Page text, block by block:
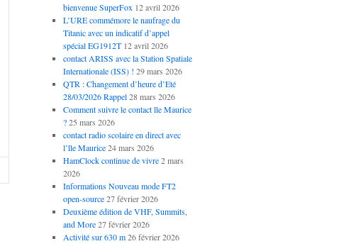
bienvenue SuperFox 12 avril 2026
L’URE commémore le naufrage du
Titanic avec un indicatif d’appel
spécial EG1912T 12 avril 2026
contact ARISS avec la Station Spatiale
Internationale (ISS) ! 29 mars 2026
QTR : Changement d’heure d’Eté
28/03/2026 Rappel 28 mars 2026
Comment suivre le contact île Maurice
? 25 mars 2026
contact radio scolaire en direct avec
l’île Maurice 24 mars 2026
HamClock continue de vivre 2 mars
2026
Informations Nouveau mode FT2
open-source 27 février 2026
Deuxième édition de VHF, Summits,
and More 27 février 2026
Activité sur 630 m 26 février 2026